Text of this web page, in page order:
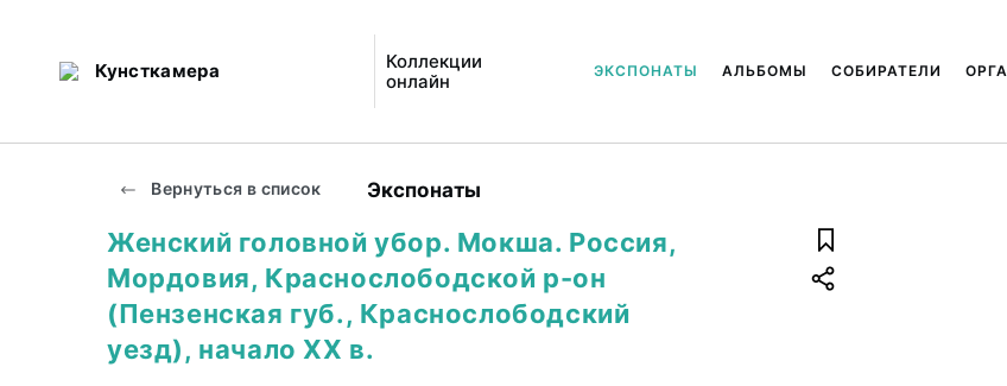
Кунсткамера
Коллекции
онлайн
ЭКСПОНАТЫ АЛЬБОМЫ СОБИРАТЕЛИ
Вернуться в список Экспонаты
Женский головной убор. Мокша. Россия,
Мордовия, Краснослободской р-он
(Пензенская губ., Краснослободский
уезд), начало ХХ в.